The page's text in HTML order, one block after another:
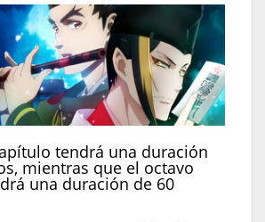
tendrá una duración
mientras que el octavo
una duración de 60